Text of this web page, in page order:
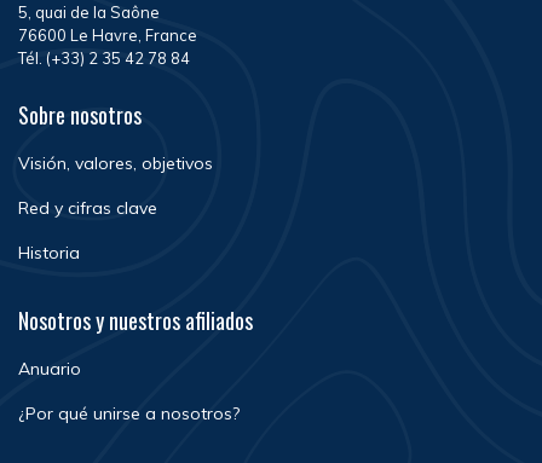
5, quai de la Saône
76600 Le Havre, France
Tél. (+33) 2 35 42 78 84
Sobre nosotros
Visión, valores, objetivos
Red y cifras clave
Historia
Nosotros y nuestros afiliados
Anuario
¿Por qué unirse a nosotros?